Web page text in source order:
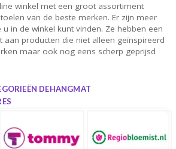
winkel met een groot assortiment
van de beste merken. Er zijn meer
in de winkel kunt vinden. Ze hebben een
aan producten die niet alleen geïnspireerd
maar ook nog eens scherp geprijsd
DEHANGMAT